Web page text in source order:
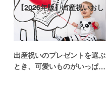
【2026年版】出産祝いおし
ゃれなプ…
出産祝いのプレゼントを選ぶ
とき、可愛いものがいっぱい